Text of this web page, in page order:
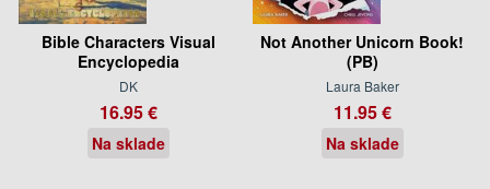
Bible Characters Visual
Encyclopedia
DK
16.95 €
Na sklade
Not Another Unicorn Book!
(PB)
Laura Baker
11.95 €
Na sklade